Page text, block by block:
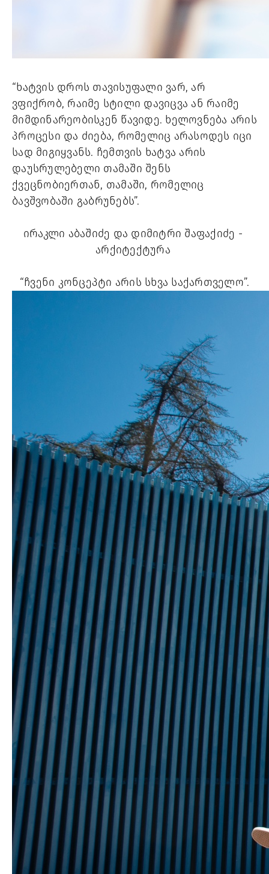
“ხატვის დროს თავისუფალი ვარ, არ
ვფიქრობ, რაიმე სტილი დავიცვა ან რაიმე
მიმდინარეობისკენ წავიდე. ხელოვნება არის
პროცესი და ძიება, რომელიც არასოდეს იცი
სად მიგიყვანს. ჩემთვის ხატვა არის
დაუსრულებელი თამაში შენს
ქვეცნობიერთან, თამაში, რომელიც
ბავშვობაში გაბრუნებს”.
ირაკლი აბაშიძე და დიმიტრი შაფაქიძე -
არქიტექტურა
“ჩვენი კონცეპტი არის სხვა საქართველო”.